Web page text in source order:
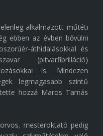
alkalmazott műtéti
ebben az évben bővülni
áthidalásokkal és
(pitvarfibrilláció)
is. Mindezen
legmagasabb szintű
hozzá Maros Tamás
mesteroktató pedig